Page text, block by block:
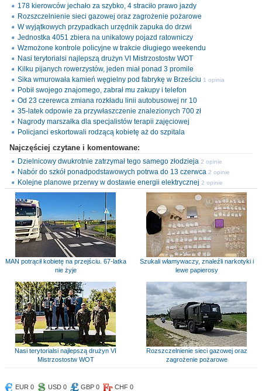
178 kierowców jechało za szybko, 4 straciło prawo jazdy
Rozszczelnienie sieci gazowej oraz zagrożenie pożarowe
W wyjątkowych przypadkach urzędnik zapuka do drzwi
Jednostka 4051 zbiera na unikatowy pojazd ratowniczy
Wzmożone kontrole policyjne w trakcie długiego weekendu
Nasi terytorialsi najlepszą drużyn VI Mistrzostostw WOT
Kilku pijanych rowerzystów, jeden miał ponad 3 promile
Sika wmurowała kamień węgielny pod fabrykę w Brześciu 1 opinia
Pobił swojego znajomego, zabrał mu zakupy i telefon
Od 23 czerewca zmiana rozkładu linii autobusowej nr 10
35-latek odpowie za przywłaszczenie znalezionych 700 zł
Nagrody marszałka dla specjalistów terapii zajęciowej
Policjanci eskortowali rodzącą kobietę aż do szpitala
Najczęściej czytane i komentowane:
Dzielnicowy dwukrotnie zatrzymał tego samego złodzieja 2 opinie
Nabór do szkół ponadpodstawowych potrwa do 13 czerwca 2 opinie
Kolejne planowe przerwy w dostawie energii elektrycznej 2 opinie
MAN potrącił kobietę na przejściu. 67-latka
nie żyje
Szukali włamywaczy, znaleźli narkotyki i
lewe papierosy
Nasi terytorialsi najlepszą drużyn VI
Mistrzostostw WOT
Rozszczelnienie sieci gazowej oraz
zagrożenie pożarowe
EUR 0 USD 0 GBP 0 CHF 0